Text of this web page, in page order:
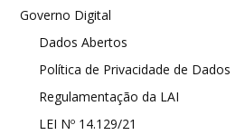
Governo Digital
Dados Abertos
Política de Privacidade de Dados
Regulamentação da LAI
LEI Nº 14.129/21